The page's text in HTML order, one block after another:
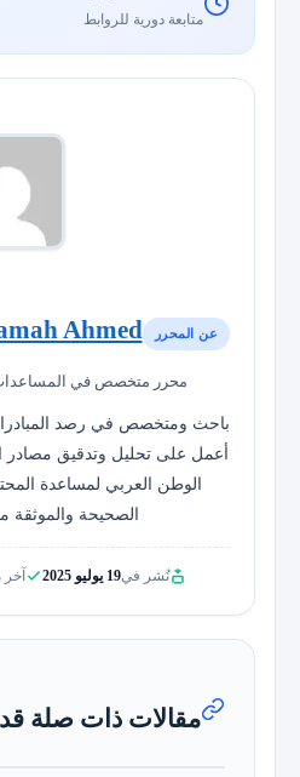
متابعة دورية للروابط
عن المحرر Ahmed
محرر متخصص في المساعدات
باحث ومتخصص في رصد
أعمل على تحليل وتدقيق مصادر
الوطن العربي لمساعدة
الصحيحة والموثقة
نُشر في19 يوليو 2025 آخر
مقالات ذات صلة